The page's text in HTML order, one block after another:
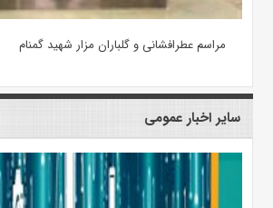
مراسم عطرافشانی و گلباران مزار شهید گمنام
سایر اخبار عمومی